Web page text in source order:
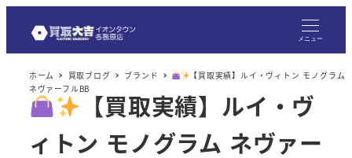
メニュー
ホーム 買取ブログ ブランド
【買取実績】ルイ・ヴィトン モノグラム
ネヴァーフルBB
【買取実績】ルイ・ヴ
ィトン モノグラム ネヴァー